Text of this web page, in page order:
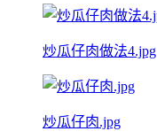
炒瓜仔肉做法4.jpg
炒瓜仔肉.jpg